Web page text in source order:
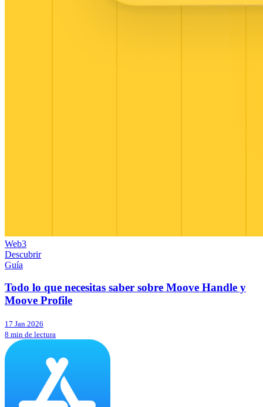
Web3
Descubrir
Guía
Todo lo que necesitas saber sobre Moove Handle y
Moove Profile
17 Jan 2026
8 min de lectura